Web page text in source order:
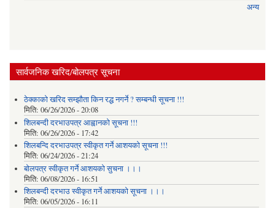
अन्य
सार्वजनिक खरिद/बोलपत्र सूचना
ठेक्काको खरिद सम्झौता किन रद्ध नगर्ने ? सम्बन्धी सूचना !!!
मिति: 06/26/2026 - 20:08
शिलबन्दी दरभाउपत्र आह्वानको सूचना !!!
मिति: 06/26/2026 - 17:42
शिलबन्दि दरभाउपत्र स्वीकृत गर्ने आशयकाे सूचना !!!
मिति: 06/24/2026 - 21:24
बोलपत्र स्वीकृत गर्ने आशयको सुचना ।।।
मिति: 06/08/2026 - 16:51
शिलबन्दी दरभाउ स्वीकृत गर्ने आशयको सूचना ।।।
मिति: 06/05/2026 - 16:11